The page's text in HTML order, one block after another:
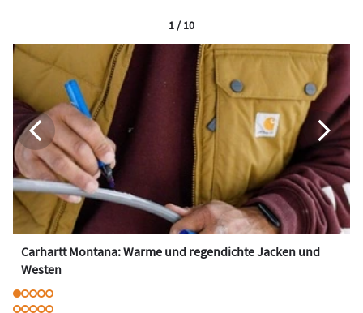
Carhartt Montana: Warme und regendichte Jacken und
Westen
1 / 10